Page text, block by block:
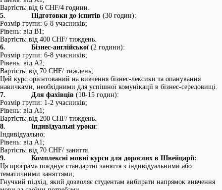
Вартість: від 6 СHF/4 години.
5. Підготовки до іспитів (30 годин):
Розмір групи: 6-8 учасників;
Рівень: від B1;
Вартість: від 400 СHF/ тиждень.
6. Бізнес-англійської (2 години):
Розмір групи: 6-8 учасників;
Рівень: від A2;
Вартість: від 70 СHF/ тиждень;
Цей курс орієнтований на вивчення бізнес-лексики та опанування
навичками, необхідними для успішної комунікації в бізнес-середовищі.
7. Для фахівців (10-15 годин):
Розмір групи: 1-2 учасників;
Рівень: від A1;
Вартість: від 200 СHF/ тиждень.
8. Індивідуальні уроки:
Індивідуально;
Рівень: від A1;
Вартість: від 70 СHF/ заняття.
9. Комплексні мовні курси для дорослих в Швейцарії:
Ця програма поєднує стандартні заняття з індивідуальними або
тематичними заняттями;
Гнучкий підхід, який дозволяє студентам вибирати напрямок вивчення